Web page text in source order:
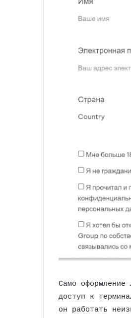
Само оформление
доступ к
он работать